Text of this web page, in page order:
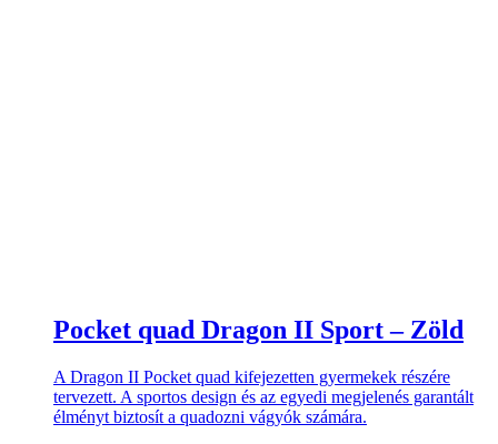
Pocket quad Dragon II Sport – Zöld
A Dragon II Pocket quad kifejezetten gyermekek részére
tervezett. A sportos design és az egyedi megjelenés garantált
élményt biztosít a quadozni vágyók számára.